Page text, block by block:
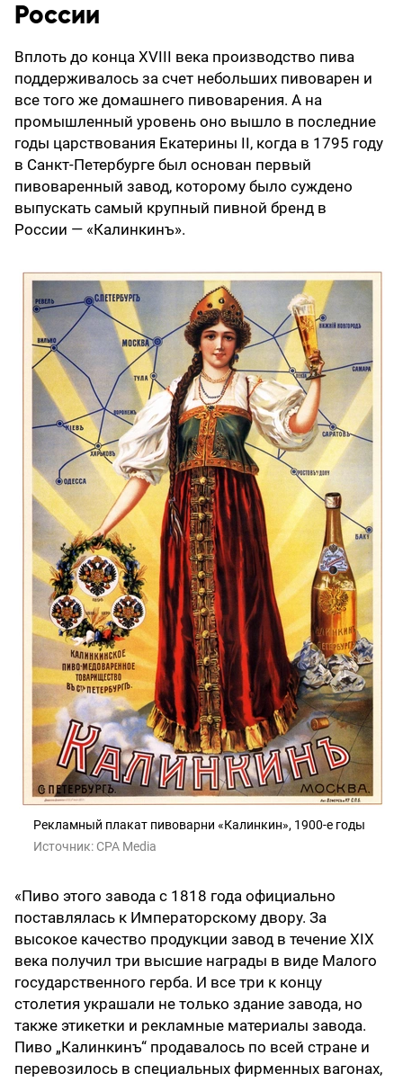
России
Вплоть до конца XVIII века производство пива
поддерживалось за счет небольших пивоварен и
все того же домашнего пивоварения. А на
промышленный уровень оно вышло в последние
годы царствования Екатерины II, когда в 1795 году
в Санкт-Петербурге был основан первый
пивоваренный завод, которому было суждено
выпускать самый крупный пивной бренд в
России — «Калинкинъ».
Рекламный плакат пивоварни «Калинкин», 1900-е годы
Источник: CPA Media
«Пиво этого завода с 1818 года официально
поставлялась к Императорскому двору. За
высокое качество продукции завод в течение XIX
века получил три высшие награды в виде Малого
государственного герба. И все три к концу
столетия украшали не только здание завода, но
также этикетки и рекламные материалы завода.
Пиво „Калинкинъ“ продавалось по всей стране и
перевозилось в специальных фирменных вагонах,